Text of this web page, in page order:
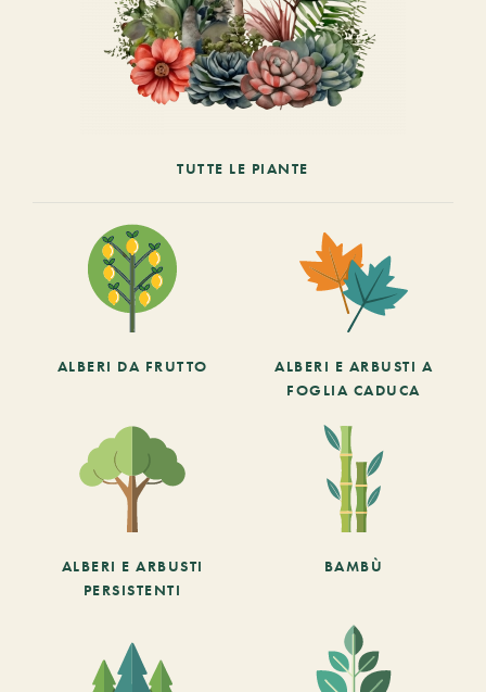
TUTTE LE PIANTE
ALBERI DA FRUTTO
ALBERI E ARBUSTI A
FOGLIA CADUCA
ALBERI E ARBUSTI
PERSISTENTI
BAMBÙ